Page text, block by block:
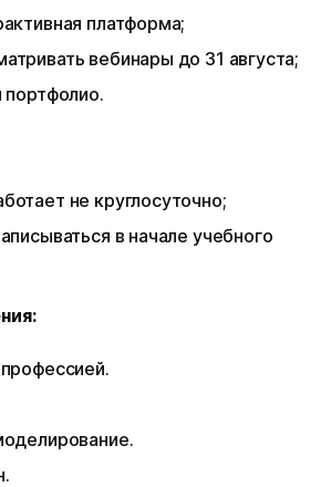
платформа;
вебинары до 31 августа;
портфолио.
не круглосуточно;
в начале учебного